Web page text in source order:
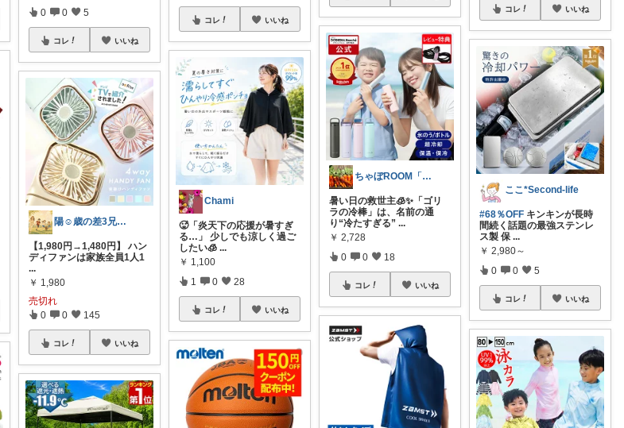
0 0 5
コレ いいね
陽☺︎歳の差3兄弟子育て
【1,980円→1,480円】 ハン
ディファンは家族全員1人1
...
￥ 1,980
売切れ
0 0 145
コレ いいね
コレ いいね
Chami
🥵「炎天下の応援が暑すぎ
る…」 少しでも涼しく過ご
したい🧊...
￥ 1,100
1 0 28
コレ いいね
ちゃぼROOM「ママさん」「レディース」
暑い日の救世主🧊✨「ゴリ
ラの冷棒」は、名前の通
り“冷たすぎる” ...
￥ 2,728
0 0 18
コレ いいね
コレ いいね
ここ*Second-life
#68％OFF キンキンが長時
間続く話題の最強ステンレ
ス製 保 ...
￥ 2,980～
0 0 5
コレ いいね